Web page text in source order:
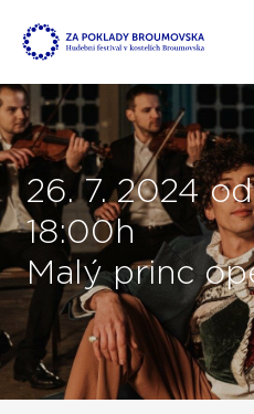
26. 7. 2024 od
18:00h
Malý princ